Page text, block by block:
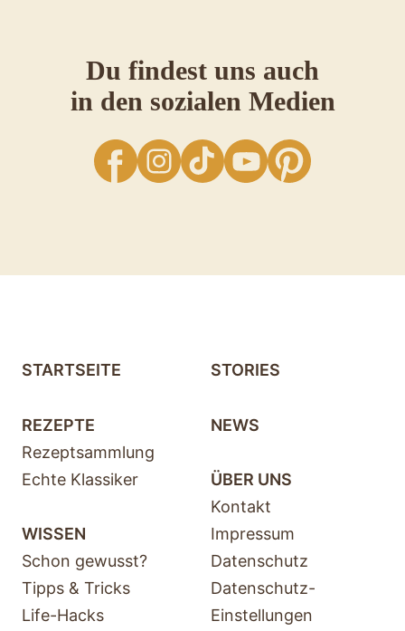
Du findest uns auch
in den sozialen Medien
facebookInstagramTikTok YouTube
STARTSEITE
REZEPTE
Rezeptsammlung
Echte Klassiker
WISSEN
Schon gewusst?
Tipps & Tricks
Life-Hacks
STORIES
NEWS
ÜBER UNS
Kontakt
Impressum
Datenschutz
Datenschutz-
Einstellungen